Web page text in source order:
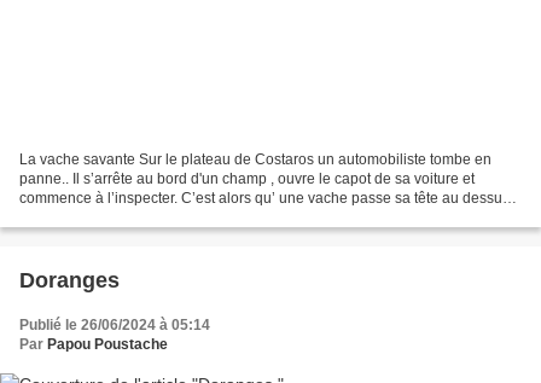
La vache savante Sur le plateau de Costaros un automobiliste tombe en
panne.. Il s’arrête au bord d'un champ , ouvre le capot de sa voiture et
commence à l’inspecter. C’est alors qu’ une vache passe sa tête au dessus
Doranges
Publié le 26/06/2024 à 05:14
Par Papou Poustache